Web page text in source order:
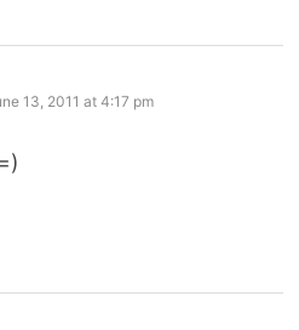
13, 2011 at 4:17 pm